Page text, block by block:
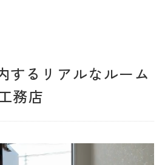
するリアルなルーム
務店